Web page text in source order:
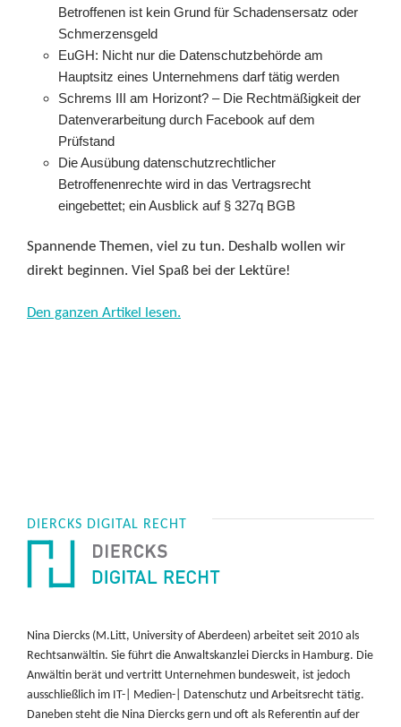
Betroffenen ist kein Grund für Schadensersatz oder
Schmerzensgeld
EuGH: Nicht nur die Datenschutzbehörde am
Hauptsitz eines Unternehmens darf tätig werden
Schrems III am Horizont? – Die Rechtmäßigkeit der
Datenverarbeitung durch Facebook auf dem
Prüfstand
Die Ausübung datenschutzrechtlicher
Betroffenenrechte wird in das Vertragsrecht
eingebettet; ein Ausblick auf § 327q BGB
Spannende Themen, viel zu tun. Deshalb wollen wir
direkt beginnen. Viel Spaß bei der Lektüre!
Den ganzen Artikel lesen.
DIERCKS DIGITAL RECHT
Nina Diercks (M.Litt, University of Aberdeen) arbeitet seit 2010 als
Rechtsanwältin. Sie führt die Anwaltskanzlei Diercks in Hamburg. Die
Anwältin berät und vertritt Unternehmen bundesweit, ist jedoch
ausschließlich im IT-| Medien-| Datenschutz und Arbeitsrecht tätig.
Daneben steht die Nina Diercks gern und oft als Referentin auf der